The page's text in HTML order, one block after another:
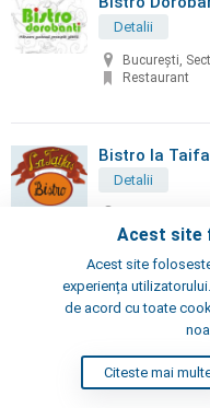
Detalii
București,
Restaurant
Bistro la
Detalii
Restaurant
Bistro Tormen
București,
Restaurant
Acest site
Acest site
experiența
de acord cu toate
Citeste mai